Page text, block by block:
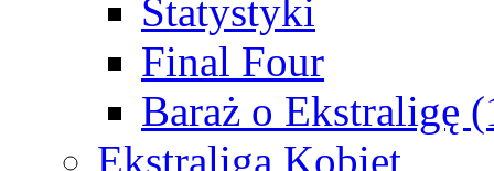
Statystyki
Final Four
Baraż o Ekstraligę
Ekstraliga Kobiet